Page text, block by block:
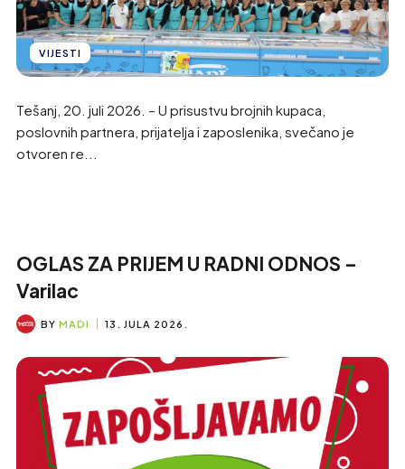
VIJESTI
Tešanj, 20. juli 2026. – U prisustvu brojnih kupaca,
poslovnih partnera, prijatelja i zaposlenika, svečano je
otvoren re...
OGLAS ZA PRIJEM U RADNI ODNOS –
Varilac
BY MADI 13. JULA 2026.